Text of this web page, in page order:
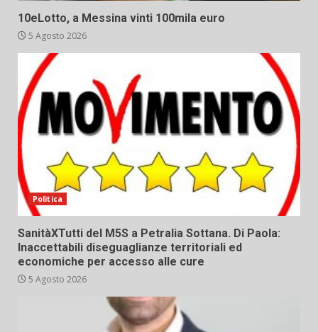
10eLotto, a Messina vinti 100mila euro
5 Agosto 2026
Politica
SanitàXTutti del M5S a Petralia Sottana. Di Paola:
Inaccettabili diseguaglianze territoriali ed
economiche per accesso alle cure
5 Agosto 2026